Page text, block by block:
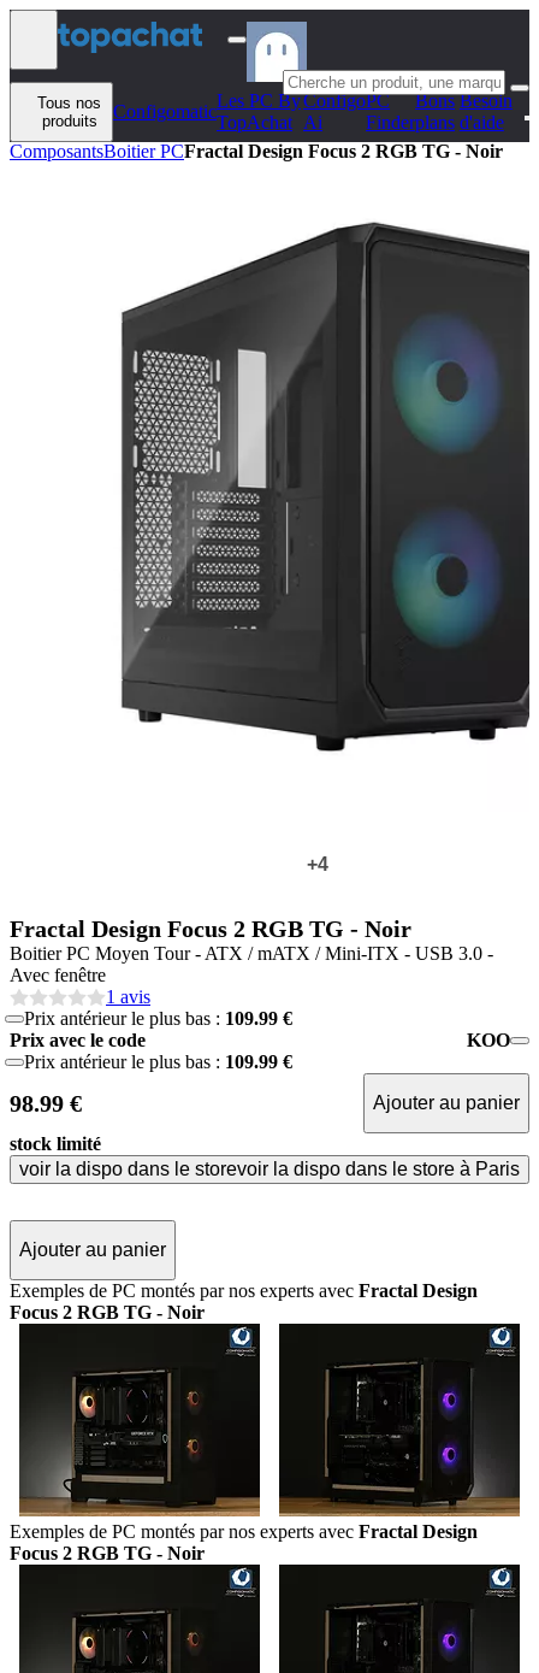
Aller au contenu
Tous nos
produits
Configomatic
Les PC By
TopAchat
Configo
Ai
PC
Finder
Bons
plans
Besoin
d'aide
ComposantsBoitier PCFractal Design Focus 2 RGB TG - Noir
+4
Fractal Design Focus 2 RGB TG - Noir
Boitier PC Moyen Tour - ATX / mATX / Mini-ITX - USB 3.0 -
Avec fenêtre
1 avis
Prix antérieur le plus bas : 109.99 €
Prix avec le code
KOO
Prix antérieur le plus bas : 109.99 €
98.99 €
Ajouter au panier
stock limité
voir la dispo dans le storevoir la dispo dans le store à Paris
Ajouter au panier
Exemples de PC montés par nos experts avec Fractal Design
Focus 2 RGB TG - Noir
Exemples de PC montés par nos experts avec Fractal Design
Focus 2 RGB TG - Noir